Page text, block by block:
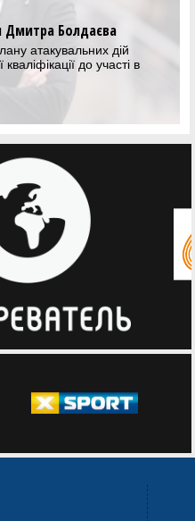
Дмитра Болдаєва
атакувальних дій
до участі в